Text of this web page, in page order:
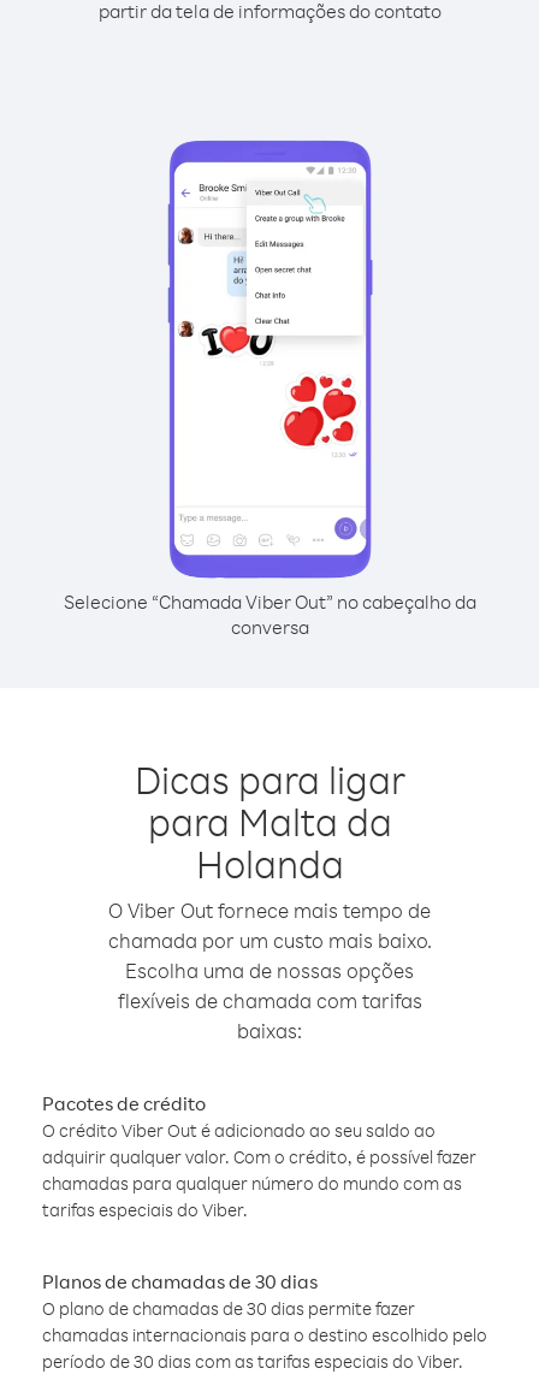
partir da tela de informações do contato
Selecione “Chamada Viber Out” no cabeçalho da
conversa
Dicas para ligar
para Malta da
Holanda
O Viber Out fornece mais tempo de
chamada por um custo mais baixo.
Escolha uma de nossas opções
flexíveis de chamada com tarifas
baixas:
Pacotes de crédito
O crédito Viber Out é adicionado ao seu saldo ao
adquirir qualquer valor. Com o crédito, é possível fazer
chamadas para qualquer número do mundo com as
tarifas especiais do Viber.
Planos de chamadas de 30 dias
O plano de chamadas de 30 dias permite fazer
chamadas internacionais para o destino escolhido pelo
período de 30 dias com as tarifas especiais do Viber.